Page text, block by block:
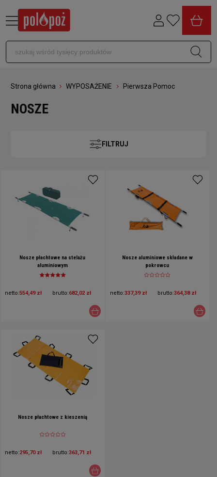
Strona główna WYPOSAŻENIE Pierwsza Pomoc
NOSZE
FILTRUJ
Nosze płachtowe na stelażu
aluminiowym
netto:554,49 zł brutto:682,02 zł
Nosze aluminiowe składane w
pokrowcu
netto:337,39 zł brutto:364,38 zł
Nosze płachtowe z kieszenią
netto:295,70 zł brutto:363,71 zł